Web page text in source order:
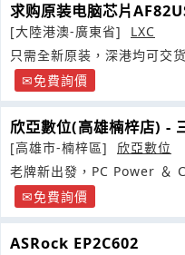
求购原装电脑芯片
[大陸港澳-廣東省]
LXC
只需全新原装，深港均可交
重酬谢免費詢價
欣亞數位(高雄楠梓店) -
[高雄市-楠梓區]
欣亞數位
老牌新出發，PC Power
免費詢價
ASRock EP2C602